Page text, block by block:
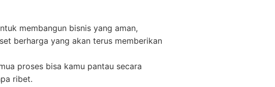
membangun bisnis yang aman,
berharga yang akan terus memberikan
proses bisa kamu pantau secara
ribet.